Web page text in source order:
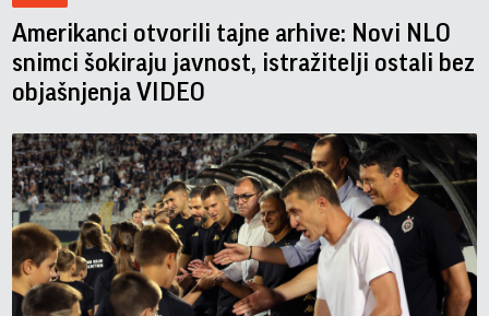
Amerikanci otvorili tajne arhive: Novi NLO
snimci šokiraju javnost, istražitelji ostali bez
objašnjenja VIDEO